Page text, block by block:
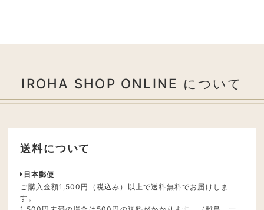
IROHA SHOP ONLINE について
送料について
日本郵便
ご購入金額1,500円（税込み）以上で送料無料でお届けしま
す。